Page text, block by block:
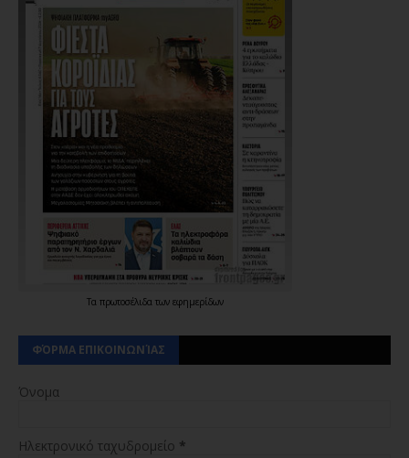
Τα πρωτοσέλιδα των εφημερίδων
ΦΌΡΜΑ ΕΠΙΚΟΙΝΩΝΊΑΣ
Όνομα
Ηλεκτρονικό ταχυδρομείο *